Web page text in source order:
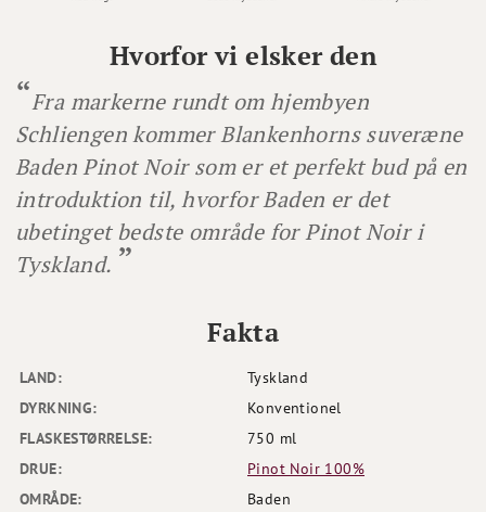
Hvorfor vi elsker den
Fra markerne rundt om hjembyen
Schliengen kommer Blankenhorns suveræne
Baden Pinot Noir som er et perfekt bud på en
introduktion til, hvorfor Baden er det
ubetinget bedste område for Pinot Noir i
Tyskland.
LAND:
Tyskland
DYRKNING:
Konventionel
FLASKESTØRRELSE:
750 ml
DRUE:
Pinot Noir 100%
OMRÅDE:
Baden
Fakta